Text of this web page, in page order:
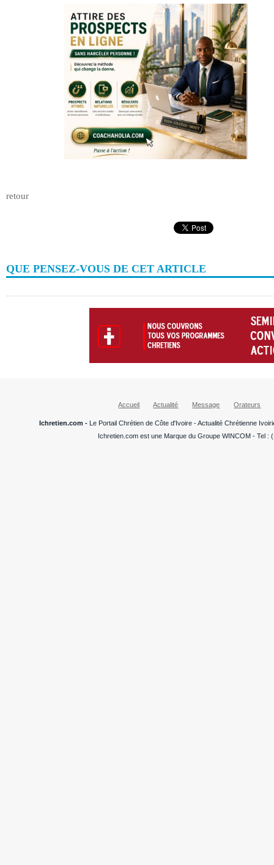
retour
QUE PENSEZ-VOUS DE CET ARTICLE
Accueil Actualité Message Orateurs
Ichretien.com - Le Portail Chrétien de Côte d'Ivoire - Actualité Chrétienne
Ichretien.com est une Marque du Groupe WINCOM - Tel :